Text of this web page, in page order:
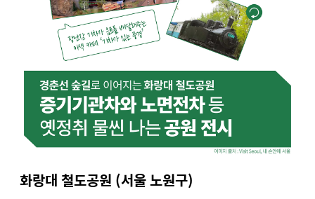
화랑대 철도공원 (서울 노원구)